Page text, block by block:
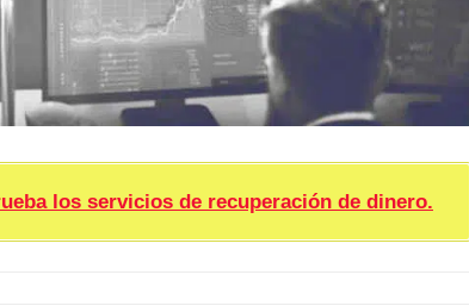
los servicios de recuperación de dinero.